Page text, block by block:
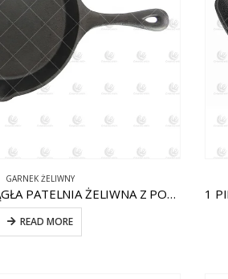
GARNEK ŻELIWNY
1 FAKTURA. OKRĄGŁA PATELNIA ŻELIWNA Z POMOCNIKIEM CW-CI004
READ MORE